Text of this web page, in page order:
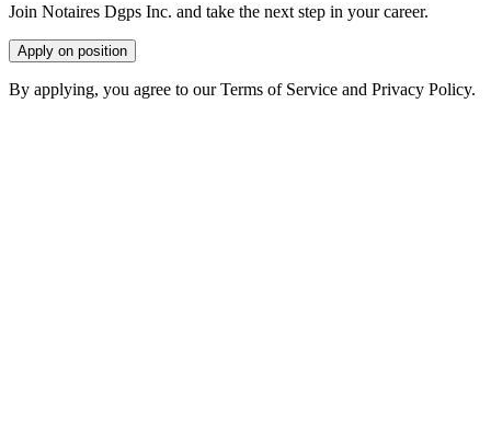
Join Notaires Dgps Inc. and take the next step in your career.
Apply on position
By applying, you agree to our Terms of Service and Privacy Policy.